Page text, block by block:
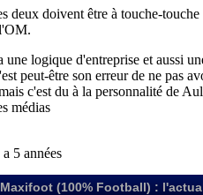
Maxifoot (100% Football) :